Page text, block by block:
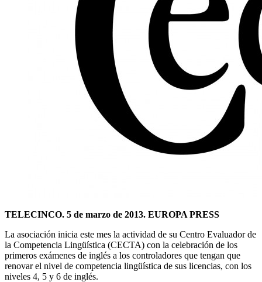
TELECINCO. 5 de marzo de 2013. EUROPA PRESS
La asociación inicia este mes la actividad de su Centro Evaluador de
la Competencia Lingüística (CECTA) con la celebración de los
primeros exámenes de inglés a los controladores que tengan que
renovar el nivel de competencia lingüística de sus licencias, con los
niveles 4, 5 y 6 de inglés.